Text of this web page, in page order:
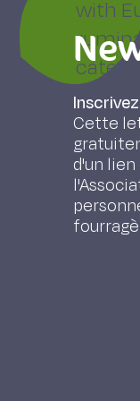
with
with
Cette
d'un